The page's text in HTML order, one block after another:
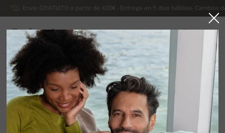
Envío GRATUITO a partir de 400€ - Entrega en 5 días hábiles- Cambios
Cachemira
ESPAÑA
Ir a la página principal
Lujosos jerseys de cachemira de dama
Jersey de cuello vuelto de cachemira de señora